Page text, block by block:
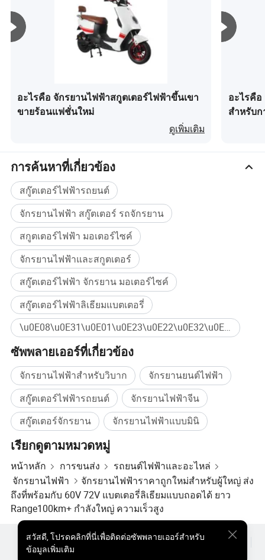
จักรยานจัดส่งไฟฟ้าพื้นฐานนี้เน้นเรื่องความคุ้มค่าและ
ประโยชน์ใช้สอย ไม่หรูหราแต่ประสิทธิภาพที่เชื่อถือได้ใน
ราคาที่คุ้มค่า ใช้งานและบำรุงรักษาได้ง่ายสร้างมาเพื่อการ
สำหรับการสั่งซื้อช่วยให้คุณสามารถทำสิ่งต่างๆได้อย่าง
ง่ายดายคุณจึงให้ความสำคัญกับการรับสินค้าไม่จำเป็นต้อง
คิดหาคุณสมบัติพิเศษเพิ่มเติม ใช้งานได้ดีราคาไม่แพงและ
ทำไมการสื่อสารเคลื่อนที่ของการส่งจึงขึ้นอยู่กับ
รถสองล้อไฟฟ้า
ความคล่องตัวในการส่งมอบไม่ได้เป็นแค่เพียงการ
เปลี่ยนแปลงอย่างรวดเร็วแต่เป็นเรื่องของความสอดคล้อง
ความคุ้มค่าและความสามารถในการปรับตัว สกูตเตอร์ไฟฟ้า
และจักรยานไฟฟ้ามีความเป็นเลิศในด้านต่างๆเหล่านี้ เมื่อ
เทียบกับสกูตเตอร์ที่ใช้พลังงานก๊าซทำให้มีค่าใช้จ่ายในการ
ใช้เชื้อเพลิงเป็นศูนย์และต้องการการบำรุงรักษาน้อยที่สุด (
ไม่มีการเปลี่ยนน้ำมันหรือการปรับสภาพเครื่องยนต์ ) ช่วย
ประหยัดค่าใช้จ่ายในการดำเนินการของผู้ขับขี่ได้ถึง 500
ดอลลาร์ต่อเดือน นอกจากนั้นสกู๊ตเตอร์บริการที่เหมาะสม
สำหรับงานยังจัดให้บริการความโดดเด่นเช่นยางที่ทนทาน
สำหรับถนนที่ขรุขระของเมืองและที่นั่งที่สะดวกสบายสำหรับ
ระยะเวลาหลายชั่วโมงของการขี่จักรยานรายละเอียดเล็ก
น้อยที่สร้างความแตกต่างอย่างมากในการทำงานประจำวัน
ของนักขี่
นอกจากนี้ในยุคที่เมืองต่างๆกำลังผลักดันให้เกิดการขนส่งที่
เป็นมิตรต่อสิ่งแวดล้อมมากขึ้นรถขับเคลื่อนสองล้อไฟฟ้ายัง
สอดคล้องกับนโยบายที่เป็นมิตรกับสิ่งแวดล้อมอีกด้วย พื้นที่
เมืองจำนวนมากจัดให้บริการสิ่งจูงใจสำหรับการใช้ยาน
พาหนะไฟฟ้าเช่นที่จอดรถแบบไม่เสียค่าบริการหรือการเข้า
ถึงเขตพื้นที่ที่มีการจำกัดสิทธิประโยชน์ที่ช่วยเพิ่มมูลค่าของ
สกูตเตอร์ไฟฟ้าและจักรยานไฟฟ้าสำหรับการจัดส่ง สำหรับ
ซึ่งเป็นถนนที่ตั้งของโรงงาน : ไม่มี 35 ถนนที่จะนำไปสู่การส่ง
ออกได้ทุกที่และเอื้อต่อการส่งออก
ความสามารถด้านการผลิตของ R&D: แบรนด์ของตนเอง ,
จำนวนสายการผลิต : 2
มูลค่าการผลิตต่อปี : 2.5 ล้านดอลลาร์สหรัฐฯ - 5 ล้าน
การผลิตประจำวัน :
ประเภทธุรกิจ 300PCs : ผู้ผลิต / โรงงาน
ผลิตภัณฑ์หลัก : สกู๊ตเตอร์ไฟฟ้ารถจักรยานยนต์ปี
แห่งการก่อตั้ง : 2015
ระบบการจัดการ : ISO9001:
การผลิตแบบ OEM : ใช่
หมายเลขประจำเครื่อง SGS หมายเลข : QIP-ASI1214864
รายงานหมายเลข
ใบอนุญาตธุรกิจการตรวจสอบ : 913205MAEF1GX7:
2020 3 0606984.5 zl 2020 2 2378577 X
อะไรคือ จักรยานไฟฟ้าสกูตเตอร์ไฟฟ้าขึ้นเขา
ขายร้อนแฟชั่นใหม่
ดูเพิ่มเติม
อะไรคื
สำหรับ
การค้นหาที่เกี่ยวข้อง
สกู๊ตเตอร์ไฟฟ้ารถยนต์
จักรยานไฟฟ้า สกู๊ตเตอร์ รถจักรยาน
สกูตเตอร์ไฟฟ้า มอเตอร์ไซค์
จักรยานไฟฟ้าและสกูตเตอร์
สกู๊ตเตอร์ไฟฟ้า จักรยาน มอเตอร์ไซค์
สกู๊ตเตอร์ไฟฟ้าลิเธียมแบตเตอรี่
\u0E08\u0E31\u0E01\u0E23\u0E22\u0E32\u0E19\u0E44\u0E1F\u0E1F\u0E49\u0E32 ซื้อจำนวนมาก
ซัพพลายเออร์ที่เกี่ยวข้อง
จักรยานไฟฟ้าสำหรับวิบาก
จักรยานยนต์ไฟฟ้า
สกู๊ตเตอร์ไฟฟ้ารถยนต์
จักรยานไฟฟ้าจีน
สกู๊ตเตอร์จักรยาน
จักรยานไฟฟ้าแบบมินิ
เรียกดูตามหมวดหมู่
หน้าหลัก การขนส่ง
รถยนต์ไฟฟ้าและอะไหล่
จักรยานไฟฟ้า
จักรยานไฟฟ้าราคาถูกใหม่สำหรับผู้ใหญ่ ส่ง
ถึงที่พร้อมกับ 60V 72V แบตเตอรี่ลิเธียมแบบถอดได้ ยาว
Range100km+ กำลังใหญ่ ความเร็วสูง
สวัสดี,โปรดคลิกที่นี่เพื่อติดต่อซัพพลายเออร์สำหรับ
ข้อมูลเพิ่มเติม
ผลิตภัณฑ์ยอดนิยม สินค้ายอดนิยม ราคา
ขายส่งผลิตภัณฑ์ร้อน